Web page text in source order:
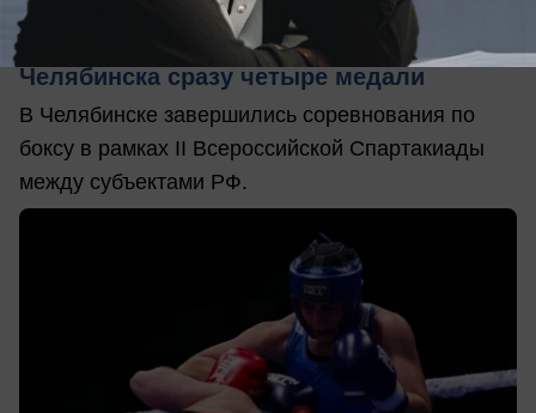
Общество
Анапские боксерши увезли из
Челябинска сразу четыре медали
В Челябинске завершились соревнования по
боксу в рамках II Всероссийской Спартакиады
между субъектами РФ.